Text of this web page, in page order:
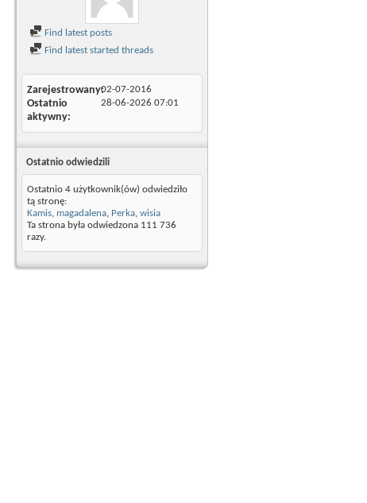
Find latest posts
Find latest started threads
Zarejestrowany02-07-2016
Ostatnio
aktywny
28-06-2026 07:01
Ostatnio odwiedzili
Ostatnio 4 użytkownik(ów) odwiedziło
tą stronę:
Kamis, magadalena, Perka, wisia
Ta strona była odwiedzona 111 736
razy.